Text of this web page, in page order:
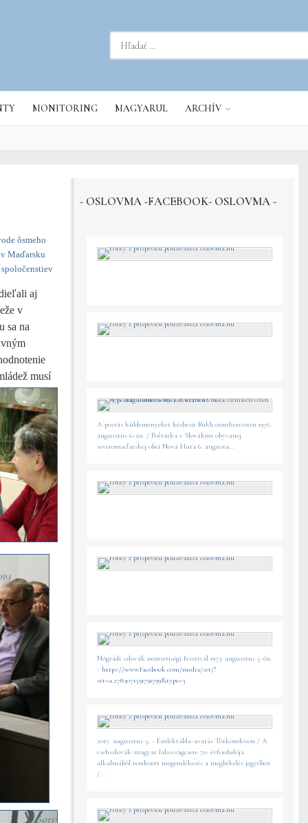
MONITORING MAGYARUL ARCHÍV
ôsmeho
Maďarsku
aj
v
sa na
musí
- OSLOVMA -FACEBOOK- OSLOVMA -
A postás küldeményeket kézbesít Bükkszentkereszten 1976.
augusztus 6-án. / Poštárka v Slovákmi obývanej
severomaďarskej obci Nová Huta 6. augusta...
Nógrádi szlovák nemzetiségi fesztivál 1973. augusztus 5-én.
- https://www.facebook.com/media/set/?
set=a.2783071591791799&type=3
2017. augusztus 5. - Emléktábla-avatás Tótkomlóson / A
csehszlovák-magyar lakosságcsere 70. évfordulója
alkalmából rendezett megemlékezés a megbékélés jegyében
/...